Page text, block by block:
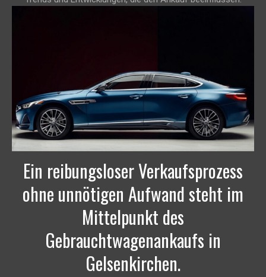
Ein reibungsloser Verkaufsprozess
ohne unnötigen Aufwand steht im
Mittelpunkt des
Gebrauchtwagenankaufs in
Gelsenkirchen.